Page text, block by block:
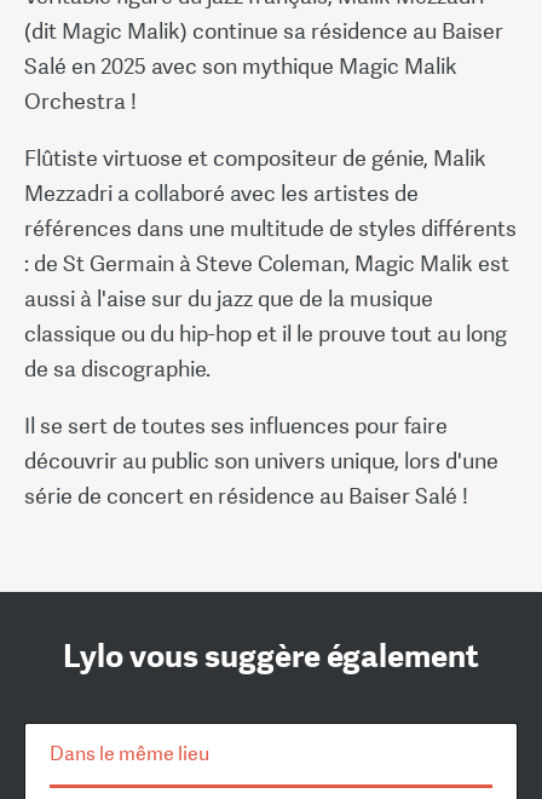
(dit Magic Malik) continue sa résidence au Baiser
Salé en 2025 avec son mythique Magic Malik
Orchestra !
Flûtiste virtuose et compositeur de génie, Malik
Mezzadri a collaboré avec les artistes de
références dans une multitude de styles différents
: de St Germain à Steve Coleman, Magic Malik est
aussi à l'aise sur du jazz que de la musique
classique ou du hip-hop et il le prouve tout au long
de sa discographie.
Il se sert de toutes ses influences pour faire
découvrir au public son univers unique, lors d'une
série de concert en résidence au Baiser Salé !
Lylo vous suggère également
Dans le même lieu